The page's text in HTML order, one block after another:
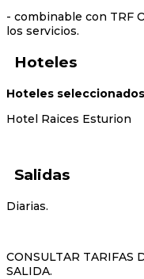
- combinable con TRF
los servicios.
Hoteles
Hoteles
Hotel Raices Esturion
Salidas
Diarias.
CONSULTAR TARIFAS
SALIDA.